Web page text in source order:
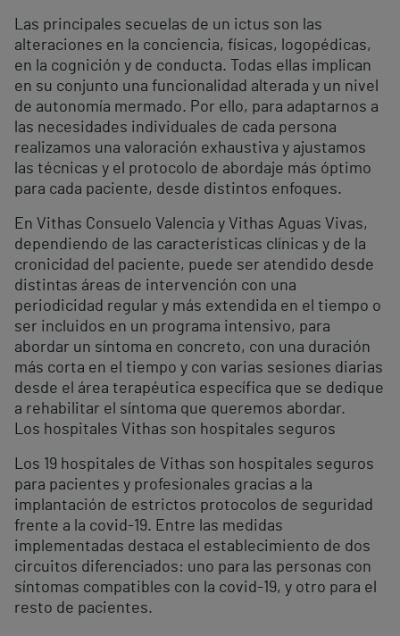
Las principales secuelas de un ictus son las
alteraciones en la conciencia, físicas, logopédicas,
en la cognición y de conducta. Todas ellas implican
en su conjunto una funcionalidad alterada y un nivel
de autonomía mermado. Por ello, para adaptarnos a
las necesidades individuales de cada persona
realizamos una valoración exhaustiva y ajustamos
las técnicas y el protocolo de abordaje más óptimo
para cada paciente, desde distintos enfoques.
En Vithas Consuelo Valencia y Vithas Aguas Vivas,
dependiendo de las características clínicas y de la
cronicidad del paciente, puede ser atendido desde
distintas áreas de intervención con una
periodicidad regular y más extendida en el tiempo o
ser incluidos en un programa intensivo, para
abordar un síntoma en concreto, con una duración
más corta en el tiempo y con varias sesiones diarias
desde el área terapéutica específica que se dedique
a rehabilitar el síntoma que queremos abordar.
Los hospitales Vithas son hospitales seguros
Los 19 hospitales de Vithas son hospitales seguros
para pacientes y profesionales gracias a la
implantación de estrictos protocolos de seguridad
frente a la covid-19. Entre las medidas
implementadas destaca el establecimiento de dos
circuitos diferenciados: uno para las personas con
síntomas compatibles con la covid-19, y otro para el
resto de pacientes.